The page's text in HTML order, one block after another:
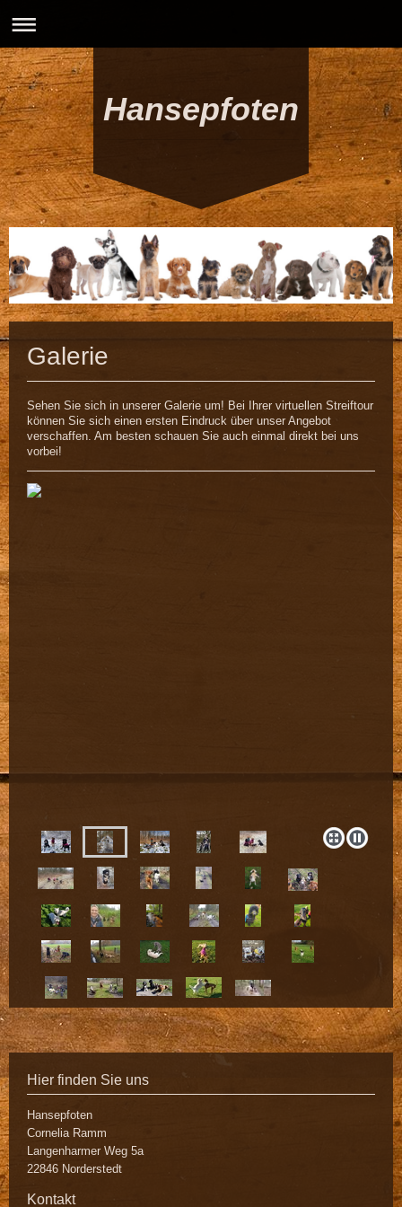
Hansepfoten
Galerie
Sehen Sie sich in unserer Galerie um! Bei Ihrer virtuellen Streiftour
können Sie sich einen ersten Eindruck über unser Angebot
verschaffen. Am besten schauen Sie auch einmal direkt bei uns
vorbei!
Hier finden Sie uns
Hansepfoten
Cornelia Ramm
Langenharmer Weg 5a
22846 Norderstedt
Kontakt